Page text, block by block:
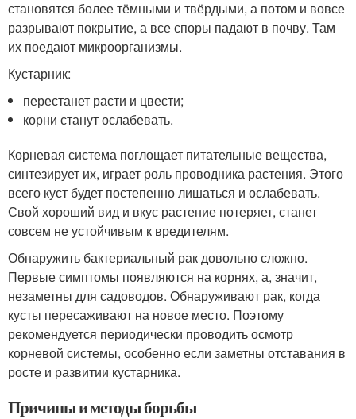
становятся более тёмными и твёрдыми, а потом и вовсе
разрывают покрытие, а все споры падают в почву. Там
их поедают микроорганизмы.
Кустарник:
перестанет расти и цвести;
корни станут ослабевать.
Корневая система поглощает питательные вещества,
синтезирует их, играет роль проводника растения. Этого
всего куст будет постепенно лишаться и ослабевать.
Свой хороший вид и вкус растение потеряет, станет
совсем не устойчивым к вредителям.
Обнаружить бактериальный рак довольно сложно.
Первые симптомы появляются на корнях, а, значит,
незаметны для садоводов. Обнаруживают рак, когда
кусты пересаживают на новое место. Поэтому
рекомендуется периодически проводить осмотр
корневой системы, особенно если заметны отставания в
росте и развитии кустарника.
Причины и методы борьбы